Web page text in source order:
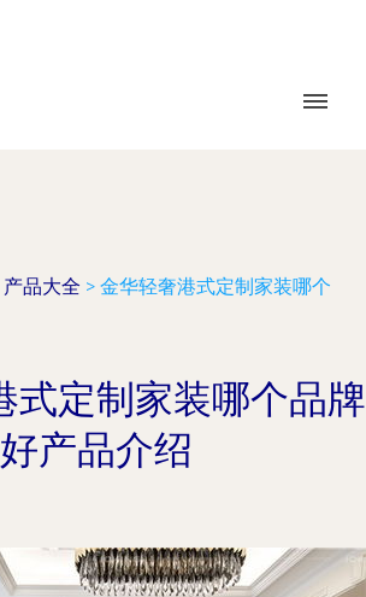
产品大全 > 金华轻奢港式定制家装哪个
式定制家装哪个品牌
好产品介绍